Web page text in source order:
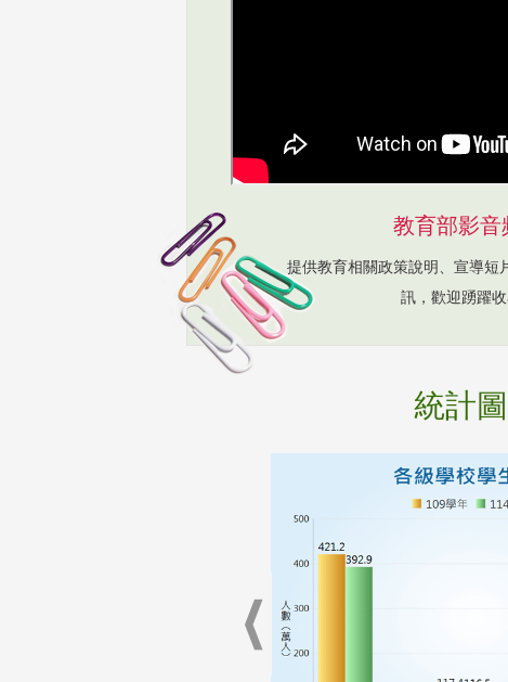
教育部影音
提供教育相關政策說明、宣導短
訊，歡迎踴躍收
統計